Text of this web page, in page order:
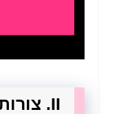
II. צורות של פריטים רווחה